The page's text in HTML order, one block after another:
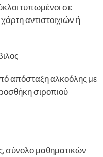
τυπωμένοι σε
αντιστοιχιών ή
απόσταξη αλκοόλης με
σιροπιού
σύνολο μαθηματικών